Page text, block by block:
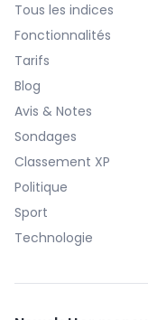
Tous les indices
Fonctionnalités
Tarifs
Blog
Avis & Notes
Sondages
Classement XP
Politique
Sport
Technologie